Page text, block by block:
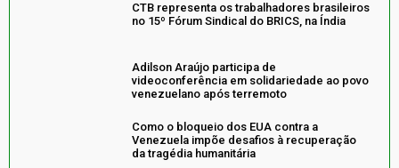
CTB representa os trabalhadores brasileiros
no 15º Fórum Sindical do BRICS, na Índia
Adilson Araújo participa de
videoconferência em solidariedade ao povo
venezuelano após terremoto
Como o bloqueio dos EUA contra a
Venezuela impõe desafios à recuperação
da tragédia humanitária